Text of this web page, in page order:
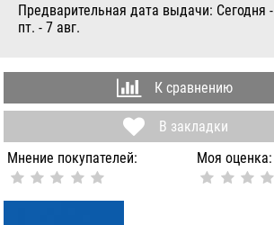
Предварительная дата выдачи: Сегодня -
пт. - 7 авг.
К сравнению
В закладки
Мнение покупателей:
Моя оценка: